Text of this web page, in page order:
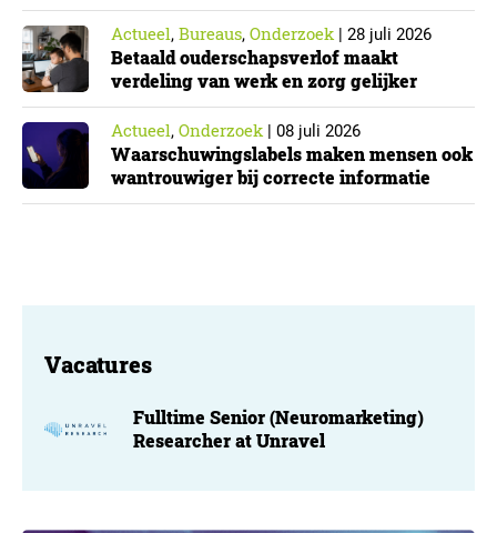
Cyberbeveiligingswet
Actueel, Bureaus, Onderzoek| 28 juli 2026
Betaald ouderschapsverlof maakt
verdeling van werk en zorg gelijker
Actueel, Onderzoek| 08 juli 2026
Waarschuwingslabels maken mensen ook
wantrouwiger bij correcte informatie
Vacatures
Fulltime Senior (Neuromarketing)
Researcher at Unravel